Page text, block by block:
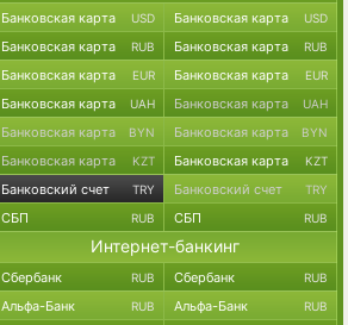
Банковская карта USD Банковская карта USD
Банковская карта RUB Банковская карта RUB
Банковская карта EUR Банковская карта EUR
Банковская карта UAH Банковская карта UAH
Банковская карта BYN Банковская карта BYN
Банковская карта KZT Банковская карта KZT
Банковский счет TRY Банковский счет TRY
СБП RUB СБП RUB
Интернет-банкинг
Сбербанк RUB Сбербанк RUB
Альфа-Банк RUB Альфа-Банк RUB